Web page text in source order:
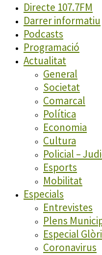
Directe 107.7FM
Darrer informatiu
Podcasts
Programació
Actualitat
General
Societat
Comarcal
Política
Economia
Cultura
Policial –
Esports
Mobilitat
Especials
Entrevistes
Plens
Especial
Coronavirus